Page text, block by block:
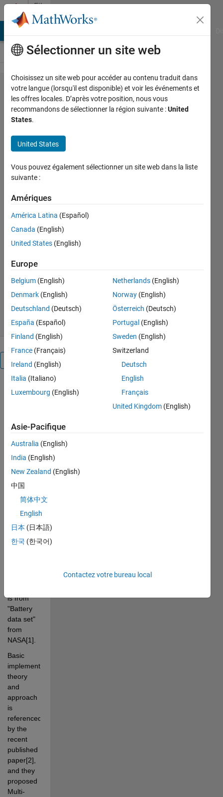
Passer au contenu
File
Exchange
Machine
Learning
Capacity
Machine learning based Lithium-
Ion battery capacity estimation
using multi-Channel charging
Profiles
https://github.com/wanbin-
Wanbin Song
Version 1.0.1.2(763 ko)
2,4K téléchargements
5,00/5(2)
7 jan. 2020
Présentation
In this
learning
based
Ion
battery
capacity
using
multi-
Channel
Profiles.
is from
"Battery
data set"
from
NASA[1].
Basic
implementation
theory
and
approach
is
referenced
by the
recent
published
paper[2],
and they
proposed
Multi-
Sélectionner un site web
Choisissez un site web pour accéder au contenu traduit dans
votre langue (lorsqu'il est disponible) et voir les événements et
les offres locales. D’après votre position, nous vous
recommandons de sélectionner la région suivante :United
States.
United States
Vous pouvez également sélectionner un site web dans la liste
suivante :
Amériques
América Latina (Español)
Canada (English)
United States (English)
Europe
Belgium (English)
Denmark (English)
Deutschland (Deutsch)
España (Español)
Finland (English)
France (Français)
Ireland (English)
Italia (Italiano)
Luxembourg (English)
Netherlands (English)
Norway (English)
Österreich (Deutsch)
Portugal (English)
Sweden (English)
Switzerland
Deutsch
English
Français
United Kingdom (English)
Asie-Pacifique
Australia (English)
India (English)
New Zealand (English)
中国
简体中文
English
日本 (日本語)
한국 (한국어)
Contactez votre bureau local